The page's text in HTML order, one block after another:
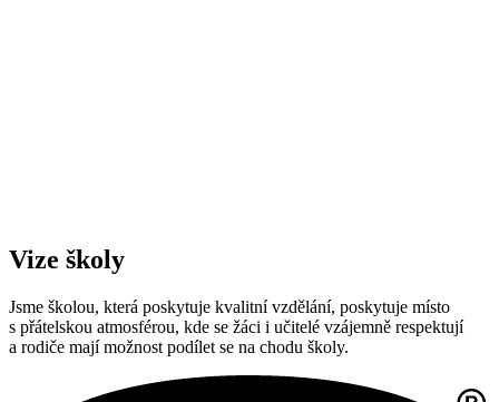
Vize školy
Jsme školou, která poskytuje kvalitní vzdělání, poskytuje místo
s přátelskou atmosférou, kde se žáci i učitelé vzájemně respektují
a rodiče mají možnost podílet se na chodu školy.